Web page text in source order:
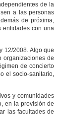
de la
a las personas
de próxima,
entidades con una
12/2008. Algo que
organizaciones de
de concierto
el socio-sanitario,
y comunidades
en la provisión de
las facultades de